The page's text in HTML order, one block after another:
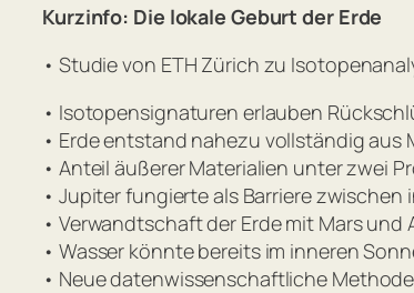
Kurzinfo: Die lokale Geburt der Erde
• Studie von ETH Zürich zu
• Isotopensignaturen erlauben
• Erde entstand nahezu vollständig aus
• Anteil äußerer Materialien unter zwei
• Jupiter fungierte als Barriere zwischen
• Verwandtschaft der Erde mit Mars
• Wasser könnte bereits im inneren
• Neue datenwissenschaftliche